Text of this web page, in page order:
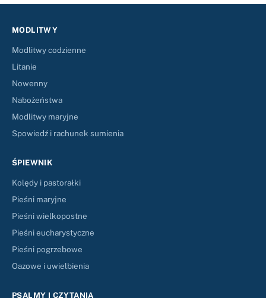
MODLITWY
Modlitwy codzienne
Litanie
Nowenny
Nabożeństwa
Modlitwy maryjne
Spowiedź i rachunek sumienia
ŚPIEWNIK
Kolędy i pastorałki
Pieśni maryjne
Pieśni wielkopostne
Pieśni eucharystyczne
Pieśni pogrzebowe
Oazowe i uwielbienia
PSALMY I CZYTANIA